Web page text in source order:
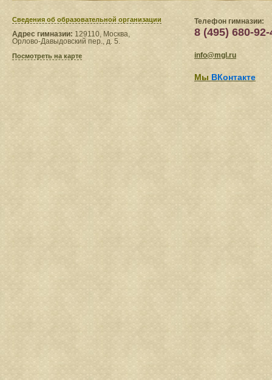
Сведения​ об образовательной организации
Адрес гимназии: 129110, Москва,
Орлово-Давыдовский пер., д. 5.
Посмотреть на карте
Телефон гимназии:
8 (495) 680-92-
info@mgl.ru
Мы ВКонтакте